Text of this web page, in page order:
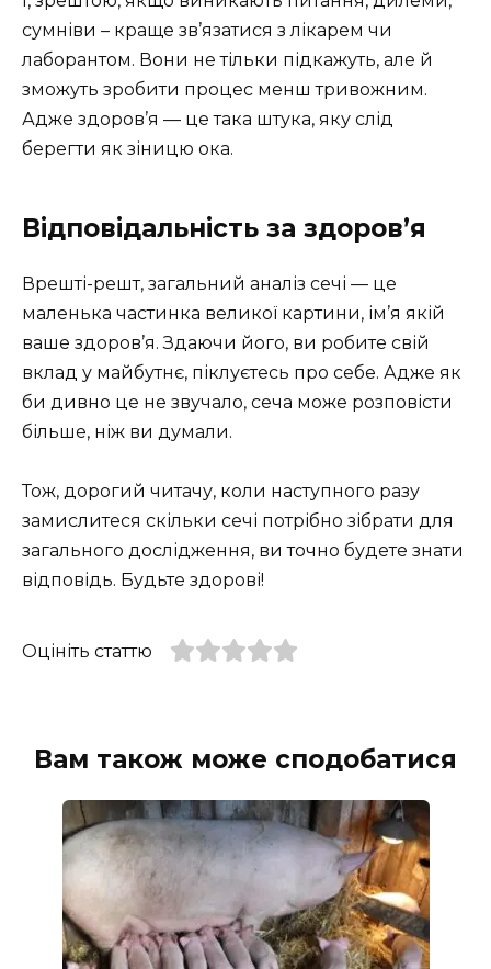
сумніви – краще зв’язатися з лікарем чи
лаборантом. Вони не тільки підкажуть, але й
зможуть зробити процес менш тривожним.
Адже здоров’я — це така штука, яку слід
берегти як зіницю ока.
Відповідальність за здоров’я
Врешті-решт, загальний аналіз сечі — це
маленька частинка великої картини, ім’я якій
ваше здоров’я. Здаючи його, ви робите свій
вклад у майбутнє, піклуєтесь про себе. Адже як
би дивно це не звучало, сеча може розповісти
більше, ніж ви думали.
Тож, дорогий читачу, коли наступного разу
замислитеся скільки сечі потрібно зібрати для
загального дослідження, ви точно будете знати
відповідь. Будьте здорові!
Оцініть статтю
Вам також може сподобатися